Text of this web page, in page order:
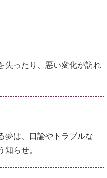
失ったり、悪い変化が訪れ
夢は、口論やトラブルな
らせ。